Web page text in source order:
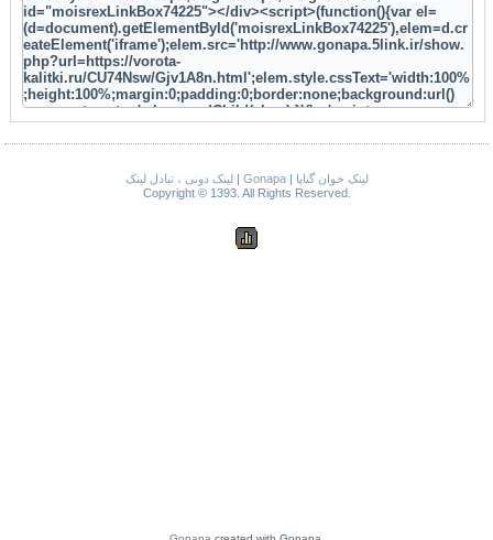
لینک دونی ، تبادل لینک| Gonapa|
لینک خوان گناپا
Copyright © 1393. All Rights Reserved.